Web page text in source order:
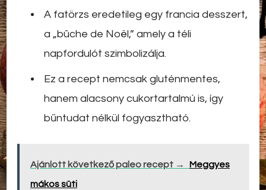
A fatörzs eredetileg egy francia desszert,
a „bûche de Noël,” amely a téli
napfordulót szimbolizálja.
Ez a recept nemcsak gluténmentes,
hanem alacsony cukortartalmú is, így
bűntudat nélkül fogyasztható.
Ajánlott következő paleo recept → Meggyes
mákos süti